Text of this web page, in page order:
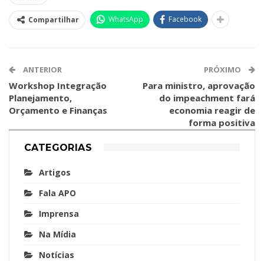
Compartilhar WhatsApp Facebook
ANTERIOR
Workshop Integração
Planejamento,
Orçamento e Finanças
PRÓXIMO
Para ministro, aprovação
do impeachment fará
economia reagir de
forma positiva
CATEGORIAS
Artigos
Fala APO
Imprensa
Na Mídia
Notícias